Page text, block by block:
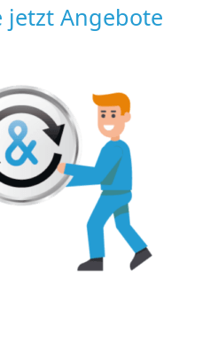
jetzt Angebote